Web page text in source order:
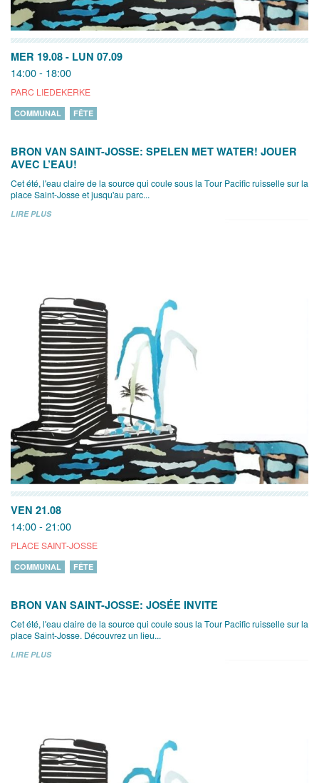
MER 19.08 - LUN 07.09
14:00 - 18:00
PARC LIEDEKERKE
COMMUNAL FÊTE
BRON VAN SAINT-JOSSE: SPELEN MET WATER! JOUER
AVEC L’EAU!
Cet été, l'eau claire de la source qui coule sous la Tour Pacific ruisselle sur la
place Saint-Josse et jusqu'au parc...
LIRE PLUS
VEN 21.08
14:00 - 21:00
PLACE SAINT-JOSSE
COMMUNAL FÊTE
BRON VAN SAINT-JOSSE: JOSÉE INVITE
Cet été, l'eau claire de la source qui coule sous la Tour Pacific ruisselle sur la
place Saint-Josse. Découvrez un lieu...
LIRE PLUS